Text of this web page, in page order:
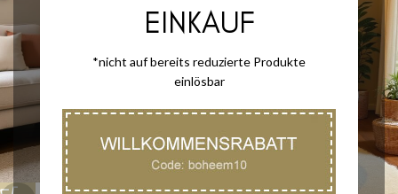
EINKAUF
*nicht auf bereits reduzierte Produkte
einlösbar